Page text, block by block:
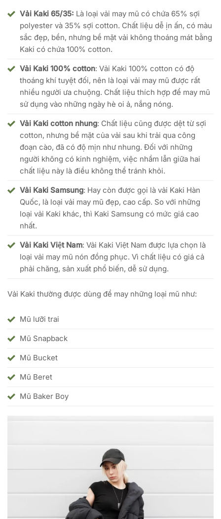
Vải Kaki 65/35: Là loại vải may mũ có chứa 65% sợi
polyester và 35% sợi cotton. Chất liệu dễ ịn ấn, có màu
sắc đẹp, bền, nhưng bề mặt vải không thoáng mát bằng
Kaki có chứa 100% cotton.
Vải Kaki 100% cotton: Vải Kaki 100% cotton có độ
thoáng khí tuyệt đối, nên là loại vải may mũ được rất
nhiều người ưa chuộng. Chất liệu thích hợp để may mũ
sử dụng vào những ngày hè oi ả, nắng nóng.
Vải Kaki cotton nhung: Chất liệu cũng được dệt từ sợi
cotton, nhưng bề mặt của vải sau khi trải qua công
đoạn cào, đã có độ mịn như nhung. Đối với những
người không có kinh nghiệm, việc nhầm lẫn giữa hai
chất liệu này là điều không thể tránh khỏi.
Vải Kaki Samsung: Hay còn được gọi là vải Kaki Hàn
Quốc, là loại vải may mũ đẹp, cao cấp. So với những
loại vải Kaki khác, thì Kaki Samsung có mức giá cao
nhất.
Vải Kaki Việt Nam: Vải Kaki Việt Nam được lựa chọn là
loại vải may mũ nón đồng phục. Vì chất liệu có giá cả
phải chăng, sản xuất phổ biến, dễ sử dụng.
Vải Kaki thường được dùng để may những loại mũ như:
Mũ lưỡi trai
Mũ Snapback
Mũ Bucket
Mũ Beret
Mũ Baker Boy